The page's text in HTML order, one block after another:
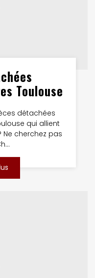
Toulouse
détachées
qui allient
Ne cherchez pas